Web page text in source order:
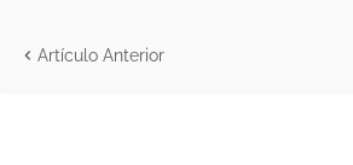
Artículo Anterior